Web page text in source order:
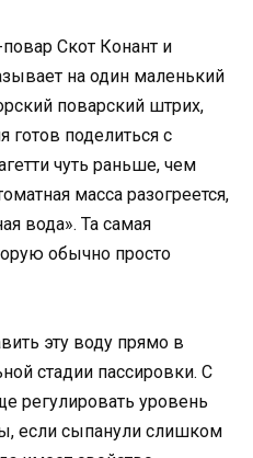
Скот Конант и
на один маленький
поварский штрих,
готов поделиться с
чуть раньше, чем
масса разогреется,
вода». Та самая
обычно просто
эту воду прямо в
стадии пассировки. С
регулировать уровень
если сыпанули слишком